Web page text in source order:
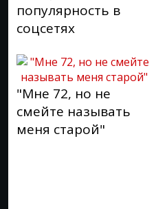
популярность в
соцсетях
"Мне 72, но не
смейте называть
меня старой"